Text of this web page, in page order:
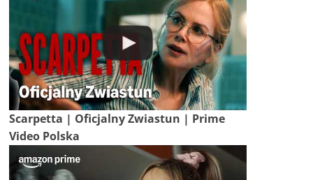
Scarpetta | Oficjalny Zwiastun | Prime
Video Polska